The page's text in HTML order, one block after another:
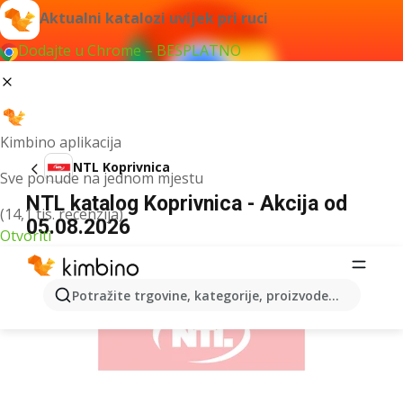
Aktualni katalozi uvijek pri ruci
Dodajte u Chrome – BESPLATNO
Kimbino aplikacija
Sve ponude na jednom mjestu
(14,1 tis. recenzija)
Otvoriti
Potražite trgovine, kategorije, proizvode...
NTL Koprivnica
NTL katalog Koprivnica - Akcija od
05.08.2026